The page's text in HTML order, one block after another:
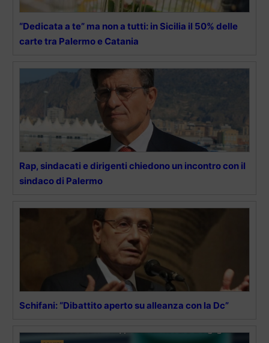
“Dedicata a te” ma non a tutti: in Sicilia il 50% delle
carte tra Palermo e Catania
Rap, sindacati e dirigenti chiedono un incontro con il
sindaco di Palermo
Schifani: “Dibattito aperto su alleanza con la Dc”